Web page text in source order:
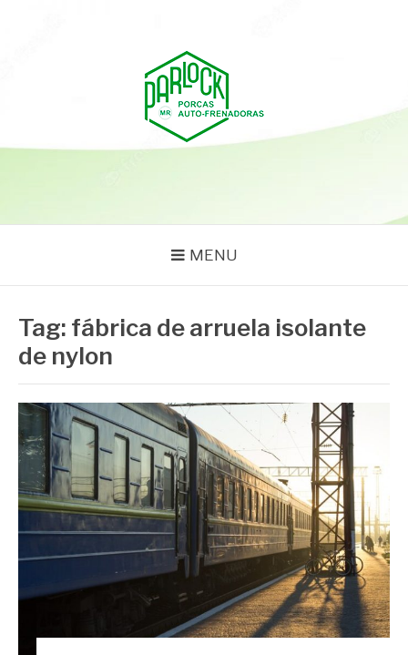
MENU
Tag: fábrica de arruela isolante
de nylon